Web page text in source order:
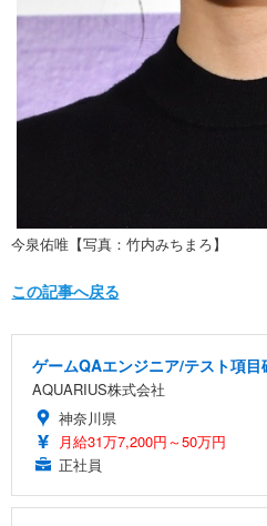
今泉佑唯【写真：竹内みちまろ】
この記事へ戻る
ゲームQAエンジニア/テスト項目
AQUARIUS株式会社
神奈川県
月給31万7,200円～50万円
正社員